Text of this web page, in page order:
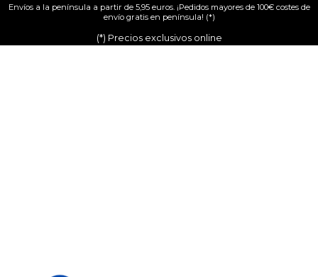
Envíos a la península a partir de 5,95 euros. ¡Pedidos mayores de 100€ costes de
envío gratis en península! (*)
(*) Precios exclusivos online